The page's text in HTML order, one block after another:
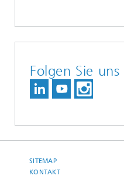
Folgen Sie uns
SITEMAP
KONTAKT